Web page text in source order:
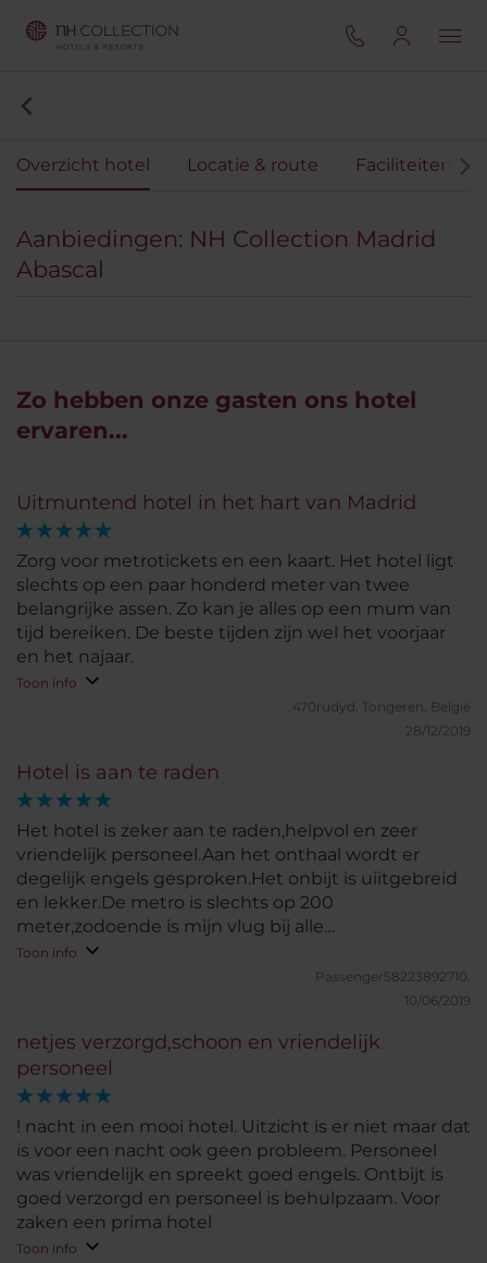
Overzicht hotel Locatie & route Faciliteiten
Aanbiedingen: NH Collection Madrid
Abascal
Zo hebben onze gasten ons hotel
ervaren...
Uitmuntend hotel in het hart van Madrid
Zorg voor metrotickets en een kaart. Het hotel ligt
slechts op een paar honderd meter van twee
belangrijke assen. Zo kan je alles op een mum van
tijd bereiken. De beste tijden zijn wel het voorjaar
en het najaar.
Toon info
470rudyd. Tongeren, België
28/12/2019
Hotel is aan te raden
Het hotel is zeker aan te raden,helpvol en zeer
vriendelijk personeel.Aan het onthaal wordt er
degelijk engels gesproken.Het onbijt is uiitgebreid
en lekker.De metro is slechts op 200
meter,zodoende is mijn vlug bij alle
bezienswaardigheden als op het vliegveld.Bij ons
mogelijk volgend bezoek aan Madrid kiezen we
Toon info
Passenger58223892710.
10/06/2019
netjes verzorgd,schoon en vriendelijk
personeel
! nacht in een mooi hotel. Uitzicht is er niet maar dat
is voor een nacht ook geen probleem. Personeel
was vriendelijk en spreekt goed engels. Ontbijt is
goed verzorgd en personeel is behulpzaam. Voor
zaken een prima hotel
Toon info